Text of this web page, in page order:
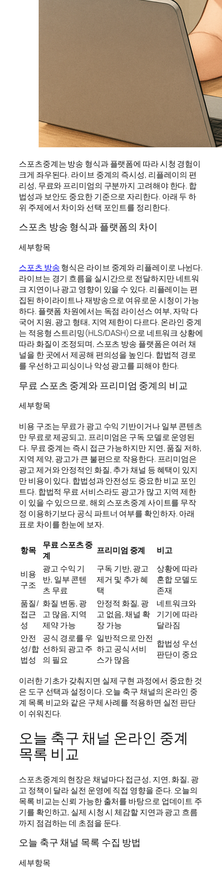
스포츠중계는 방송 형식과 플랫폼에 따라 시청 경험이
크게 좌우된다. 라이브 중계의 즉시성, 리플레이의 편
리성, 무료와 프리미엄의 구분까지 고려해야 한다. 합
법성과 보안도 중요한 기준으로 자리한다. 아래 두 하
위 주제에서 차이와 선택 포인트를 정리한다.
스포츠 방송 형식과 플랫폼의 차이
세부항목
스포츠 방송형식은 라이브 중계와 리플레이로 나뉜다.
라이브는 경기 흐름을 실시간으로 전달하지만 네트워
크 지연이나 광고 영향이 있을 수 있다. 리플레이는 편
집된 하이라이트나 재방송으로 여유로운 시청이 가능
하다. 플랫폼 차원에서는 독점 라이선스 여부, 자막 다
국어 지원, 광고 형태, 지역 제한이 다르다. 온라인 중계
는 적응형 스트리밍(HLS/DASH)으로 네트워크 상황에
따라 화질이 조정되며, 스포츠 방송 플랫폼은 여러 채
널을 한 곳에서 제공해 편의성을 높인다. 합법적 경로
를 우선하고 피싱이나 악성 광고를 피해야 한다.
무료 스포츠 중계와 프리미엄 중계의 비교
세부항목
비용 구조는 무료가 광고 수익 기반이거나 일부 콘텐츠
만 무료로 제공되고, 프리미엄은 구독 모델로 운영된
다. 무료 중계는 즉시 접근 가능하지만 지연, 품질 저하,
지역 제약, 광고가 큰 불편으로 작용한다. 프리미엄은
광고 제거와 안정적인 화질, 추가 채널 등 혜택이 있지
만 비용이 있다. 합법성과 안전성도 중요한 비교 포인
트다. 합법적 무료 서비스라도 광고가 많고 지역 제한
이 있을 수 있으므로, 해외 스포츠중계 사이트를 무작
정 이용하기보다 공식 파트너 여부를 확인하자. 아래
표로 차이를 한눈에 보자.
항목
무료 스포츠 중
계
프리미엄 중계 비고
비용
구조
광고 수익 기
반, 일부 콘텐
츠 무료
구독 기반, 광고
제거 및 추가 혜
택
상황에 따라
혼합 모델도
존재
품질/
접근
성
화질 변동, 광
고 많음, 지역
제약 가능
안정적 화질, 광
고 없음, 채널 확
장 가능
네트워크와
기기에 따라
달라짐
안전
성/합
법성
공식 경로를 우
선하되 광고 주
의 필요
일반적으로 안전
하고 공식 서비
스가 많음
합법성 우선
판단이 중요
이러한 기초가 갖춰지면 실제 구현 과정에서 중요한 것
은 도구 선택과 설정이다. 오늘 축구 채널의 온라인 중
계 목록 비교와 같은 구체 사례를 적용하면 실전 판단
이 쉬워진다.
오늘 축구 채널 온라인 중계
목록 비교
스포츠중계의 현장은 채널마다 접근성, 지연, 화질, 광
고 정책이 달라 실전 운영에 직접 영향을 준다. 오늘의
목록 비교는 신뢰 가능한 출처를 바탕으로 업데이트 주
기를 확인하고, 실제 시청 시 체감할 지연과 광고 흐름
까지 점검하는 데 초점을 둔다.
오늘 축구 채널 목록 수집 방법
세부항목